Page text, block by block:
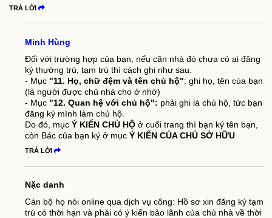
TRẢ LỜI
Minh Hùng
Đối với trường hợp của bạn, nếu căn nhà đó chưa có ai đăng
ký thường trú, tạm trú thì cách ghi như sau:
- Mục "11. Họ, chữ đệm và tên chủ hộ": ghi họ, tên của bạn
(là người được chủ nhà cho ở nhờ)
- Mục "12. Quan hệ với chủ hộ": phải ghi là chủ hộ, tức bạn
đăng ký mình làm chủ hộ.
Do đó, mụcÝ KIẾN CHỦ HỘ ở cuối trang thì bạn ký tên bạn,
còn Bác của bạn ký ở mụcÝ KIẾN CỦA CHỦ SỞ HỮU
TRẢ LỜI
Nặc danh
Cán bộ họ nói online qua dịch vụ công: Hồ sơ xin đăng ký tạm
trú có thời hạn và phải có ý kiến bảo lãnh của chủ nhà về thời